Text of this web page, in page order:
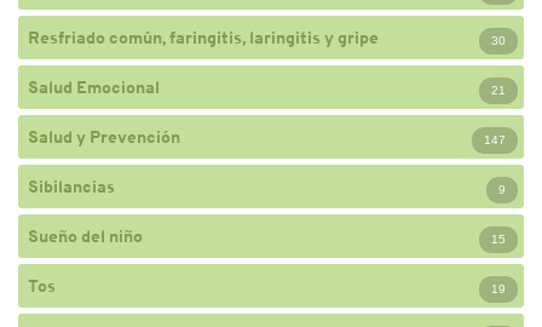
Resfriado común, faringitis, laringitis y gripe 30
Salud Emocional 21
Salud y Prevención 147
Sibilancias 9
Sueño del niño 15
Tos 19